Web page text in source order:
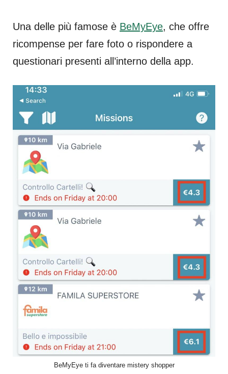
Una delle più famose è BeMyEye, che offre
ricompense per fare foto o rispondere a
questionari presenti all’interno della app.
BeMyEye ti fa diventare mistery shopper